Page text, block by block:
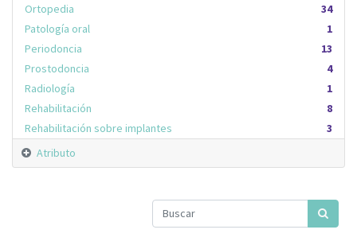
34
Ortopedia
1
Patología oral
13
Periodoncia
4
Prostodoncia
1
Radiología
8
Rehabilitación
3
Rehabilitación sobre implantes
Atributo